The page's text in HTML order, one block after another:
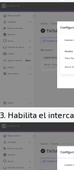
3. Habilita el